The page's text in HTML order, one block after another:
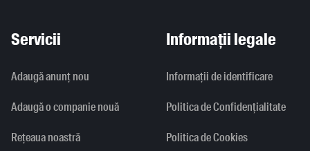
Servicii
Adaugă anunț nou
Adaugă o companie nouă
Rețeaua noastră
Informații legale
Informaţii de identificare
Politica de Confidențialitate
Politica de Cookies